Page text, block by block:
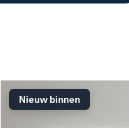
Nieuw binnen